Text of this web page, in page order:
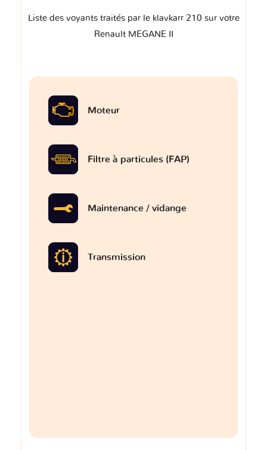
Liste des voyants traités par le klavkarr 210 sur votre
Renault MEGANE II
Moteur
Filtre à particules (FAP)
Maintenance / vidange
Transmission